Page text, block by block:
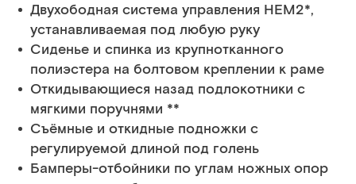
Двухободная система управления HEM2*,
устанавливаемая под любую руку
Сиденье и спинка из крупнотканного
полиэстера на болтовом креплении к раме
Откидывающиеся назад подлокотники с
мягкими поручнями **
Съёмные и откидные подножки с
регулируемой длиной под голень
Бамперы-отбойники по углам ножных опор